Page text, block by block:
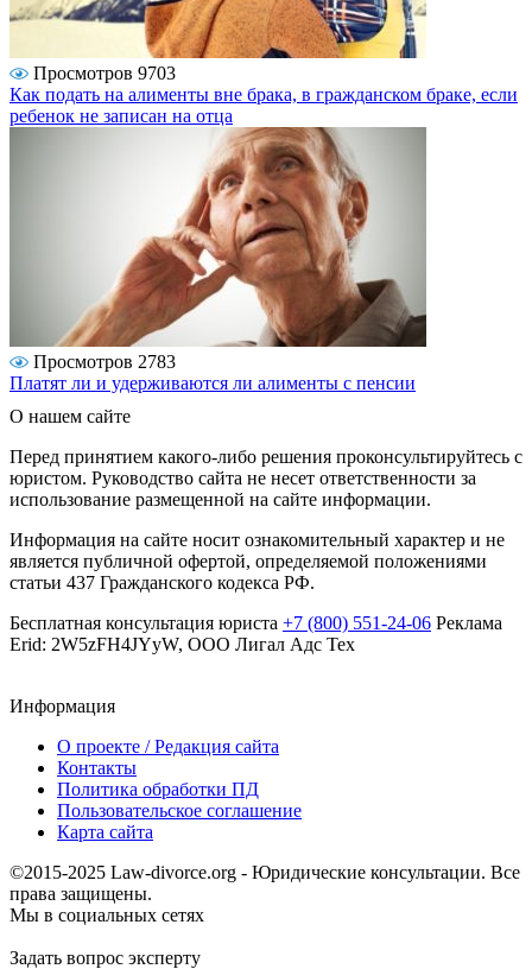
Просмотров 9703
Как подать на алименты вне брака, в гражданском браке, если
ребенок не записан на отца
Просмотров 2783
Платят ли и удерживаются ли алименты с пенсии
О нашем сайте
Перед принятием какого-либо решения проконсультируйтесь с
юристом. Руководство сайта не несет ответственности за
использование размещенной на сайте информации.
Информация на сайте носит ознакомительный характер и не
является публичной офертой, определяемой положениями
статьи 437 Гражданского кодекса РФ.
Бесплатная консультация юриста +7 (800) 551-24-06 Реклама
Erid: 2W5zFH4JYyW, ООО Лигал Адс Тех
Информация
О проекте / Редакция сайта
Контакты
Политика обработки ПД
Пользовательское соглашение
Карта сайта
©2015-2025 Law-divorce.org - Юридические консультации. Все
права защищены.
Мы в социальных сетях
Задать вопрос эксперту